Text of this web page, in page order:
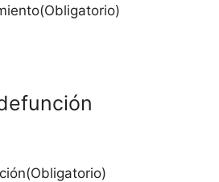
(Obligatorio)
(Obligatorio)